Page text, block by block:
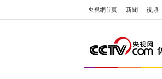
央視網首頁 新聞 視頻